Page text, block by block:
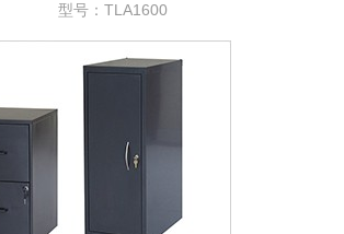
型号：TLA1600